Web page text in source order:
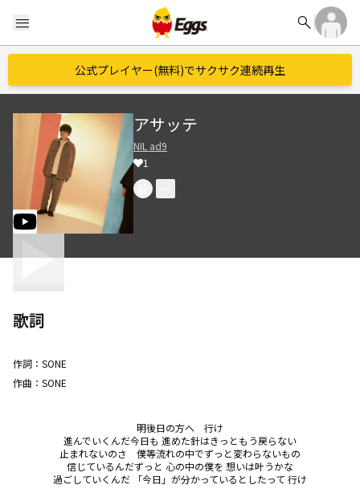
menu search
公式プレイヤー(無料)でサクサク連続再生
アサッテ
NIL ad9
1
歌詞
作詞： SONE
作曲： SONE
明後日の方へ　行け
進んでいくんだ今日も 進めた針はきっともう戻らない
止まれないのさ　僕等流れの中でずっと変わらないもの
信じているんだずっと 心の中の僕を 想いは叶うかな
過ごしていくんだ 「今日」が分かっているとしたって 行け